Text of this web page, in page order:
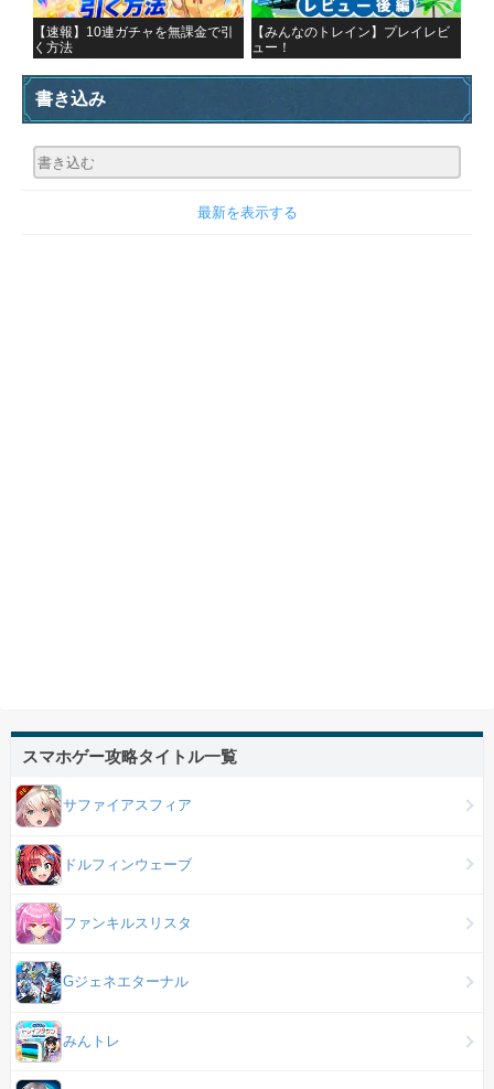
【速報】10連ガチャを無課金で引
く方法
【みんなのトレイン】プレイレビ
ュー！
書き込み
最新を表示する
スマホゲー攻略タイトル一覧
サファイアスフィア
ドルフィンウェーブ
ファンキルスリスタ
Gジェネエターナル
みんトレ